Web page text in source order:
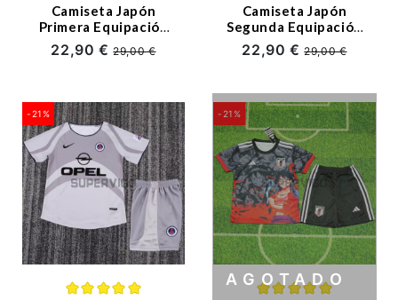
Niños
Entrenamiento
Camiseta Japón
Primera Equipación
Retro 1998 Niño Kit
22,90 €29,00 €
Camiseta Japón
Segunda Equipación
Retro 2016/17
Blanco Niño Kit
22,90 €29,00 €
-21% -21%
AGOTADO